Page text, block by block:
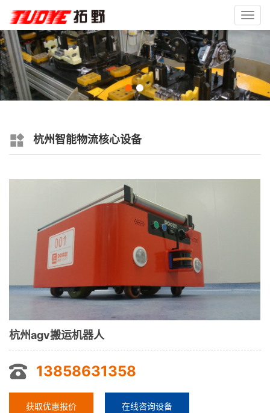
杭州智能物流核心设备
杭州agv搬运机器人
13858631358
获取优惠报价 在线咨询设备